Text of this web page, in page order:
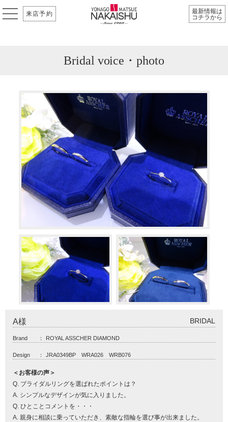
来店予約
最新情報は
コチラから
Bridal voice・photo
A様 BRIDAL
Brand ： ROYAL ASSCHER DIAMOND
Design ： JRA0349BP WRA026 WRB076
＜お客様の声＞
Q. ブライダルリングを選ばれたポイントは？
A. シンプルなデザインが気に入りました。
Q. ひとことコメントを・・・
A. 親身に相談に乗っていただき、素敵な指輪を選び事が出来ました。